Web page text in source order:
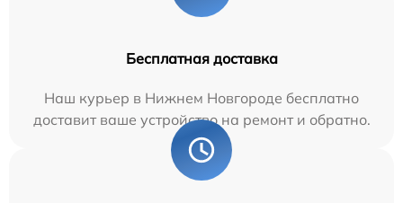
Бесплатная доставка
Наш курьер в Нижнем Новгороде бесплатно
доставит ваше устройство на ремонт и обратно.